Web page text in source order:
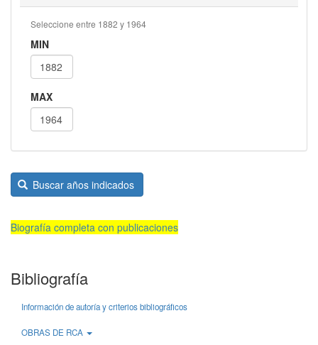
Seleccione entre 1882 y 1964
MIN
MAX
Buscar años indicados
Biografía completa con publicaciones
Bibliografía
Información de autoría y criterios bibliográficos
OBRAS DE RCA